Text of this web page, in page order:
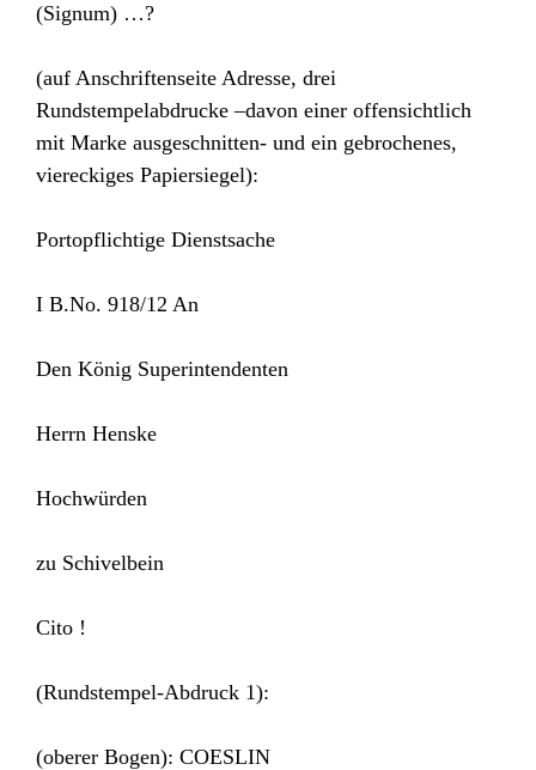
(Signum) …?
(auf Anschriftenseite Adresse, drei
Rundstempelabdrucke –davon einer offensichtlich
mit Marke ausgeschnitten- und ein gebrochenes,
viereckiges Papiersiegel):
Portopflichtige Dienstsache
I B.No. 918/12 An
Den König Superintendenten
Herrn Henske
Hochwürden
zu Schivelbein
Cito !
(Rundstempel-Abdruck 1):
(oberer Bogen): COESLIN